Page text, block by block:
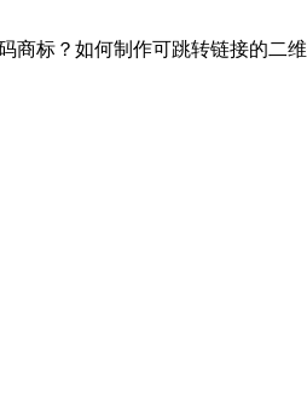
标？如何制作可跳转链接的二维